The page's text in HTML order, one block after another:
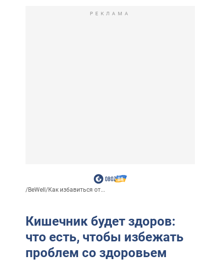
РЕКЛАМА
/BeWell/Как избавиться от...
Кишечник будет здоров:
что есть, чтобы избежать
проблем со здоровьем